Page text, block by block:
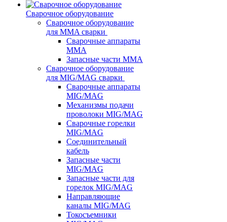
Сварочное оборудование
Сварочное оборудование
для MMA сварки
Сварочные аппараты
MMA
Запасные части MMA
Сварочное оборудование
для MIG/MAG сварки
Сварочные аппараты
MIG/MAG
Механизмы подачи
проволоки MIG/MAG
Сварочные горелки
MIG/MAG
Соединительный
кабель
Запасные части
MIG/MAG
Запасные части для
горелок MIG/MAG
Направляющие
каналы MIG/MAG
Токосъемники